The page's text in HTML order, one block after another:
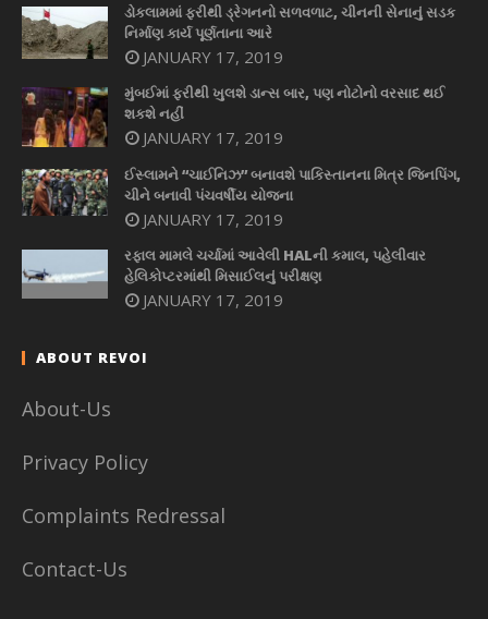
ડોકલામમાં ફરીથી ડ્રેગનનો સળવળાટ, ચીનની સેનાનું સડક
નિર્માણ કાર્ય પૂર્ણતાના આરે
JANUARY 17, 2019
મુંબઈમાં ફરીથી ખુલશે ડાન્સ બાર, પણ નોટોનો વરસાદ થઈ
શકશે નહીં
JANUARY 17, 2019
ઈસ્લામને “ચાઈનિઝ” બનાવશે પાકિસ્તાનના મિત્ર જિનપિંગ,
ચીને બનાવી પંચવર્ષીય યોજના
JANUARY 17, 2019
રફાલ મામલે ચર્ચામાં આવેલી HALની કમાલ, પહેલીવાર
હેલિકોપ્ટરમાંથી મિસાઈલનું પરીક્ષણ
JANUARY 17, 2019
ABOUT REVOI
About-Us
Privacy Policy
Complaints Redressal
Contact-Us